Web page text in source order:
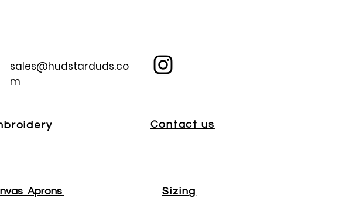
sales@hudstarduds.co
m
Contact us
Aprons Sizing